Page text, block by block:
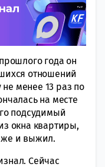
года он
отношений
менее 13 раз по
на месте
подсудимый
окна квартиры,
и выжил.
Сейчас